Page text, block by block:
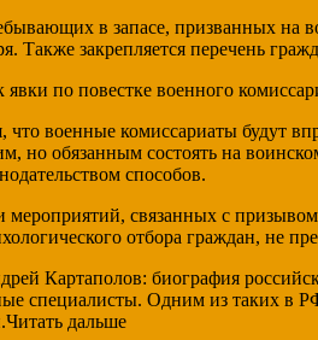
в запасе, призванных на
Также закрепляется перечень
явки по повестке военного
что военные комиссариаты будут
но обязанным состоять на
способов.
связанных с
отбора граждан, не
Картаполов: биография
специалисты. Одним из таких в
дальше